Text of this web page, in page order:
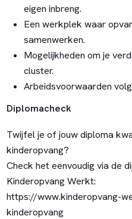
eigen inbreng.
Een werkplek waar
samenwerken.
Mogelijkheden om je
cluster.
Arbeidsvoorwaarden
Diplomacheck
Twijfel je of jouw diploma
kinderopvang?
Check het eenvoudig via de
Kinderopvang Werkt:
https://www.kinderopvang-
kinderopvang